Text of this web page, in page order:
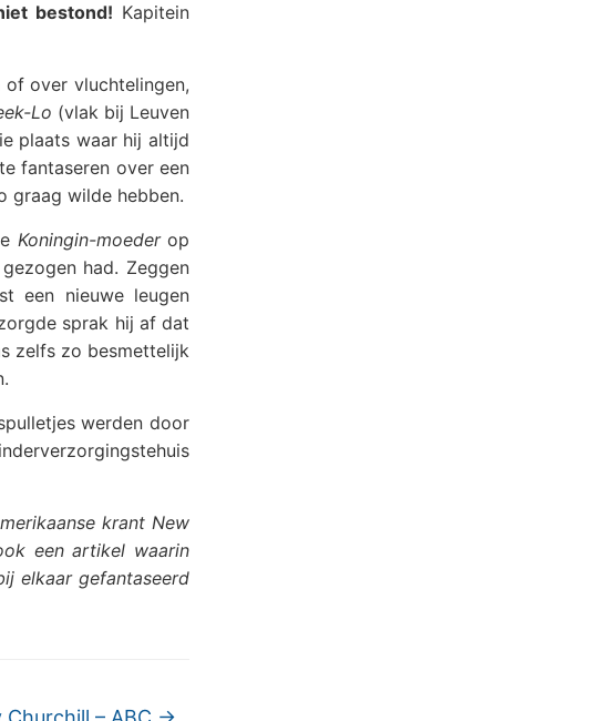
bestond! Kapitein
over vluchtelingen,
Lo (vlak bij Leuven
plaats waar hij altijd
fantaseren over een
graag wilde hebben.
Koningin-moederop
had. Zeggen
een nieuwe leugen
sprak hij af dat
zelfs zo besmettelijk
werden door
krant New
een artikel waarin
elkaar gefantaseerd